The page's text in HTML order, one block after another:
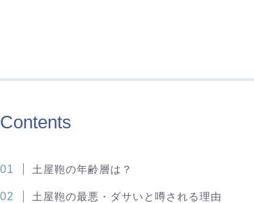
Contents
土屋鞄の年齢層は？
土屋鞄の最悪・ダサいと噂される理由